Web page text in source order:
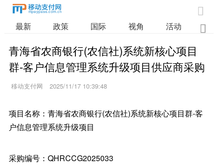

最新 政策 国际 视角 活动 业

青海省农商银行(农信社)系统新核心项目
群-客户信息管理系统升级项目供应商采购
移动支付网 2025/11/17 10:39:48
项目名称：青海省农商银行(农信社)系统新核心项目群-客
户信息管理系统升级项目
采购编号：QHRCCG2025033